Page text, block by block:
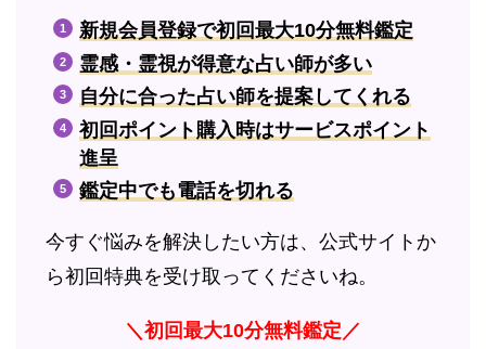
新規会員登録で初回最大10分無料鑑定
霊感・霊視が得意な占い師が多い
自分に合った占い師を提案してくれる
初回ポイント購入時はサービスポイント
進呈
鑑定中でも電話を切れる
今すぐ悩みを解決したい方は、公式サイトか
ら初回特典を受け取ってくださいね。
＼初回最大10分無料鑑定／